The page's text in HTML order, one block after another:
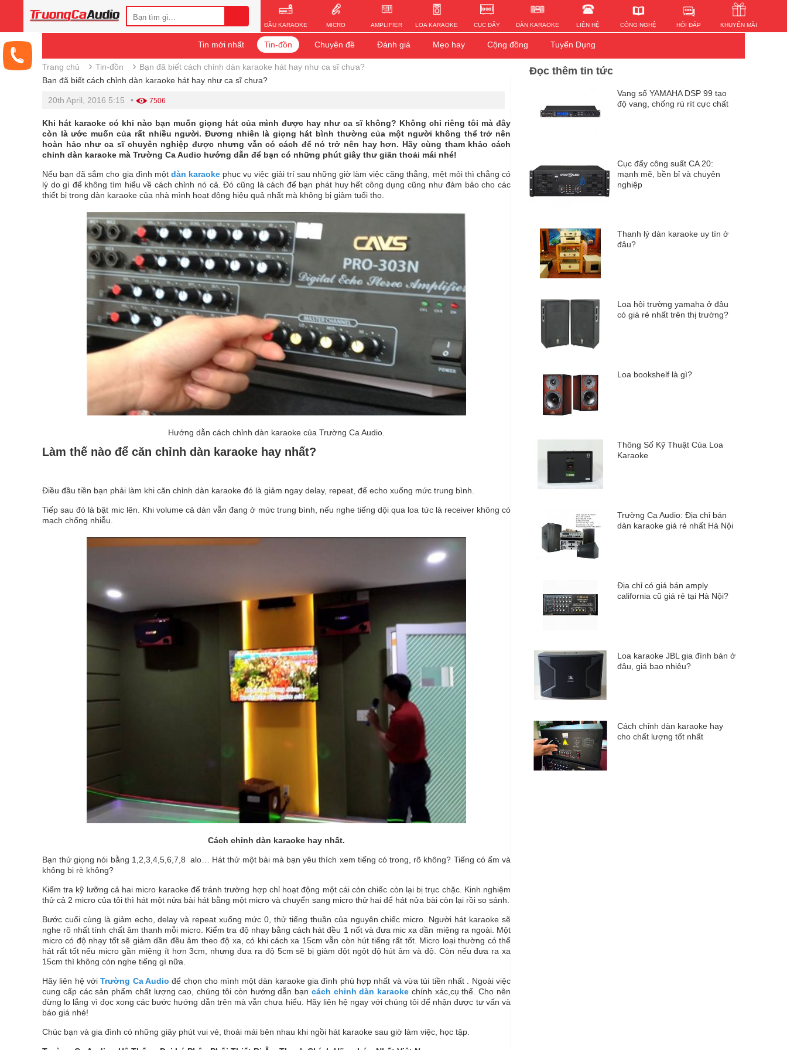
ĐẦU KARAOKE MICRO AMPLIFIER LOA KARAOKE CỤC ĐẨY DÀN KARAOKE LIÊN HỆ CÔNG NGHỆ HỎI ĐÁP KHUYẾN MÃI
Tin mới nhất Tin-đồn Chuyên đề Đánh giá Mẹo hay Cộng đồng Tuyển Dụng
Trang chủ › Tin-đồn › Bạn đã biết cách chỉnh dàn karaoke hát hay như ca sĩ chưa?
Bạn đã biết cách chỉnh dàn karaoke hát hay như ca sĩ chưa?
20th April, 2016 5:15 • 7506
Khi hát karaoke có khi nào bạn muốn giọng hát của mình được hay như ca sĩ không? Không chỉ riêng tôi mà đây
còn là ước muốn của rất nhiều người. Đương nhiên là giọng hát bình thường của một người không thể trở nên
hoàn hảo như ca sĩ chuyên nghiệp được nhưng vẫn có cách để nó trở nên hay hơn. Hãy cùng tham khảo cách
chỉnh dàn karaoke mà Trường Ca Audio hướng dẫn để bạn có những phút giây thư giãn thoải mái nhé!
Nếu bạn đã sắm cho gia đình một dàn karaoke phục vụ việc giải trí sau những giờ làm việc căng thẳng, mệt mỏi thì chẳng có
lý do gì để không tìm hiểu về cách chỉnh nó cả. Đó cũng là cách để bạn phát huy hết công dụng cũng như đảm bảo cho các
thiết bị trong dàn karaoke của nhà mình hoạt động hiệu quả nhất mà không bị giảm tuổi thọ.
Hướng dẫn cách chỉnh dàn karaoke của Trường Ca Audio.
Làm thế nào để căn chỉnh dàn karaoke hay nhất?
Điều đầu tiền bạn phải làm khi căn chỉnh dàn karaoke đó là giảm ngay delay, repeat, để echo xuống mức trung bình.
Tiếp sau đó là bật mic lên. Khi volume cả dàn vẫn đang ở mức trung bình, nếu nghe tiếng dội qua loa tức là receiver không có
mạch chống nhiễu.
Cách chỉnh dàn karaoke hay nhất.
Bạn thử giọng nói bằng 1,2,3,4,5,6,7,8 alo… Hát thử một bài mà bạn yêu thích xem tiếng có trong, rõ không? Tiếng có ấm và
không bị rè không?
Kiểm tra kỹ lưỡng cả hai micro karaoke để tránh trường hợp chỉ hoạt động một cái còn chiếc còn lại bị trục chặc. Kinh nghiệm
thử cả 2 micro của tôi thì hát một nửa bài hát bằng một micro và chuyển sang micro thử hai để hát nửa bài còn lại rồi so sánh.
Bước cuối cùng là giảm echo, delay và repeat xuống mức 0, thử tiếng thuần của nguyên chiếc micro. Người hát karaoke sẽ
nghe rõ nhất tính chất âm thanh mỗi micro. Kiểm tra độ nhạy bằng cách hát đều 1 nốt và đưa mic xa dần miệng ra ngoài. Một
micro có độ nhạy tốt sẽ giảm dần đều âm theo độ xa, có khi cách xa 15cm vẫn còn hút tiếng rất tốt. Micro loại thường có thể
hát rất tốt nếu micro gần miệng ít hơn 3cm, nhưng đưa ra độ 5cm sẽ bị giảm đột ngột độ hút âm và độ. Còn nếu đưa ra xa
15cm thì không còn nghe tiếng gì nữa.
Hãy liên hệ vớiTrường Ca Audio để chọn cho mình một dàn karaoke gia đình phù hợp nhất và vừa túi tiền nhất . Ngoài việc
cung cấp các sản phẩm chất lượng cao, chúng tôi còn hướng dẫn bạn cách chỉnh dàn karaoke chính xác,cụ thể. Cho nên
đừng lo lắng vì đọc xong các bước hướng dẫn trên mà vẫn chưa hiểu. Hãy liên hệ ngay với chúng tôi để nhận được tư vấn và
báo giá nhé!
Chúc bạn và gia đình có những giây phút vui vẻ, thoải mái bên nhau khi ngồi hát karaoke sau giờ làm việc, học tập.
Đọc thêm tin tức
Vang số YAMAHA DSP 99 tạo
độ vang, chống rú rít cực chất
Cục đẩy công suất CA 20:
mạnh mẽ, bền bỉ và chuyên
nghiệp
Thanh lý dàn karaoke uy tín ở
đâu?
Loa hội trường yamaha ở đâu
có giá rẻ nhất trên thị trường?
Loa bookshelf là gì?
Thông Số Kỹ Thuật Của Loa
Karaoke
Trường Ca Audio: Địa chỉ bán
dàn karaoke giá rẻ nhất Hà Nội
Địa chỉ có giá bán amply
california cũ giá rẻ tại Hà Nội?
Loa karaoke JBL gia đình bán ở
đâu, giá bao nhiêu?
Cách chỉnh dàn karaoke hay
cho chất lượng tốt nhất